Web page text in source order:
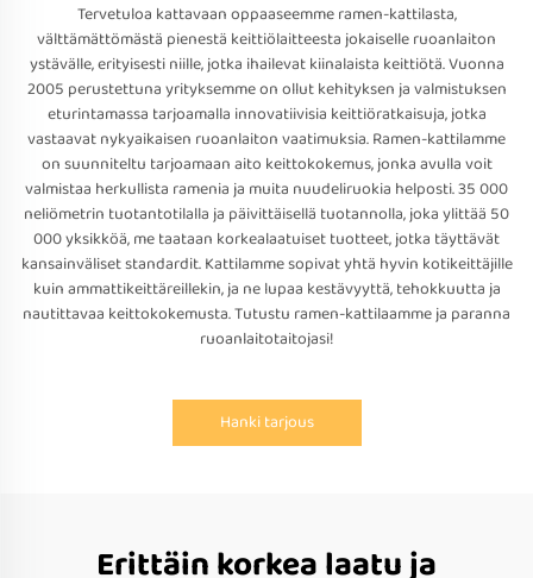
Tervetuloa kattavaan oppaaseemme ramen-kattilasta,
välttämättömästä pienestä keittiölaitteesta jokaiselle ruoanlaiton
ystävälle, erityisesti niille, jotka ihailevat kiinalaista keittiötä. Vuonna
2005 perustettuna yrityksemme on ollut kehityksen ja valmistuksen
eturintamassa tarjoamalla innovatiivisia keittiöratkaisuja, jotka
vastaavat nykyaikaisen ruoanlaiton vaatimuksia. Ramen-kattilamme
on suunniteltu tarjoamaan aito keittokokemus, jonka avulla voit
valmistaa herkullista ramenia ja muita nuudeliruokia helposti. 35 000
neliömetrin tuotantotilalla ja päivittäisellä tuotannolla, joka ylittää 50
000 yksikköä, me taataan korkealaatuiset tuotteet, jotka täyttävät
kansainväliset standardit. Kattilamme sopivat yhtä hyvin kotikeittäjille
kuin ammattikeittäreillekin, ja ne lupaa kestävyyttä, tehokkuutta ja
nautittavaa keittokokemusta. Tutustu ramen-kattilaamme ja paranna
ruoanlaitotaitojasi!
Hanki tarjous
Erittäin korkea laatu ja